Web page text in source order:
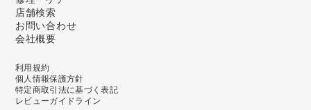
店舗検索
お問い合わせ
会社概要
利用規約
個人情報保護方針
特定商取引法に基づく表記
レビューガイドライン